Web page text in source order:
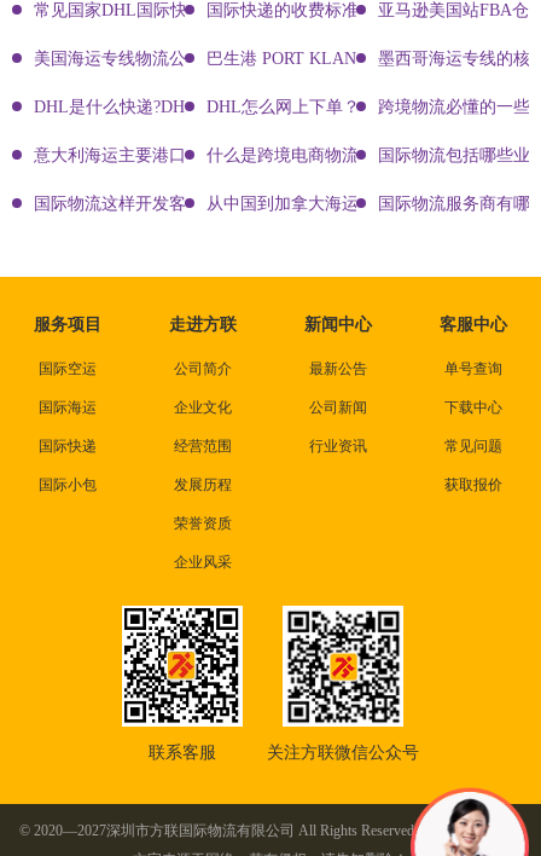
常见国家DHL国际快递客服热线国际快递的收费标准!四大国际快递的尺寸重
亚马逊美国站FBA仓
美国海运专线物流公司有哪些?巴生港 PORT KLANG 墨西哥海运专线的核
DHL是什么快递?DHL国际快递介绍DHL怎么网上下单？DHL快递寄件有哪些方
跨境物流必懂的一些
意大利海运主要港口有哪些什么是跨境电商物流? 国际物流包括哪些业
国际物流这样开发客户会让你成为销冠从中国到加拿大海运要多久能到达？
国际物流服务商有哪
服务项目
国际空运
国际海运
国际快递
国际小包
走进方联
公司简介
企业文化
经营范围
发展历程
荣誉资质
企业风采
新闻中心
最新公告
公司新闻
行业资讯
客服中心
单号查询
下载中心
常见问题
获取报价
联系客服 关注方联微信公众号
© 2020—2027深圳市方联国际物流有限公司 All Rights Reserved. 本站部分图片及